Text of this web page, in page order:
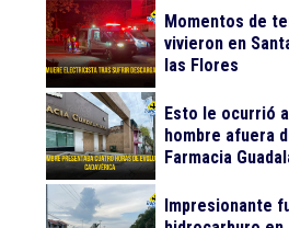
Momentos de
vivieron en
las Flores
Esto le ocurrió
hombre afuera
Farmacia
Impresionante